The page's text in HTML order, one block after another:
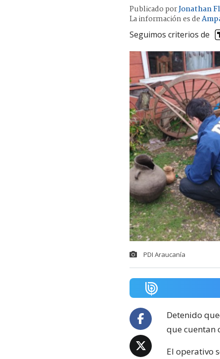
Publicado porJonathan
La información es de
Seguimos criterios de
PDI Araucanía
Detenido
que cuentan
El operativo